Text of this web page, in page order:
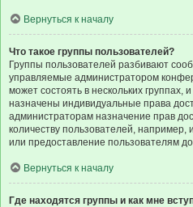
Вернуться к началу
Что такое группы пользователей?
Группы пользователей разбивают
управляемые администратором
может состоять в нескольких группах,
назначены индивидуальные права
администраторам назначение прав
количеству пользователей,
или предоставление пользователям
Вернуться к началу
Где находятся группы и как мне